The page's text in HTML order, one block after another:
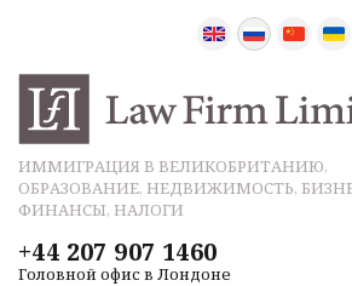
ИММИГРАЦИЯ В ВЕЛИКОБРИТАНИЮ,
ОБРАЗОВАНИЕ, НЕДВИЖИМОСТЬ,
ФИНАНСЫ, НАЛОГИ
+44 207 907 1460
Головной офис в Лондоне